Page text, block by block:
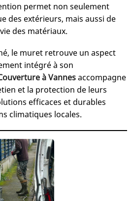
permet non seulement
des extérieurs, mais aussi de
des matériaux.
le muret retrouve un aspect
intégré à son
à Vannesaccompagne
et la protection de leurs
efficaces et durables
climatiques locales.